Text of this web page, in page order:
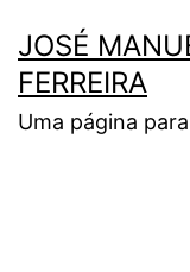
para
conteúdo
JOSÉ
FERREIRA
Uma página